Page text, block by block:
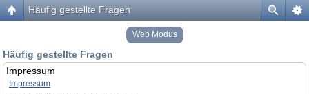
Häufig gestellte Fragen
Web Modus
Häufig gestellte Fragen
Impressum
Impressum